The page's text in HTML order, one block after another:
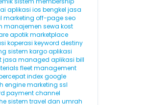
aplikasi ios bengkel jasa
marketing off-page seo
manajemen sewa kost
apotik marketplace
koperasi keyword destiny
sistem kargo aplikasi
jasa managed aplikasi bill
fleet management
index google
engine marketing ssl
payment channel
sistem travel dan umrah